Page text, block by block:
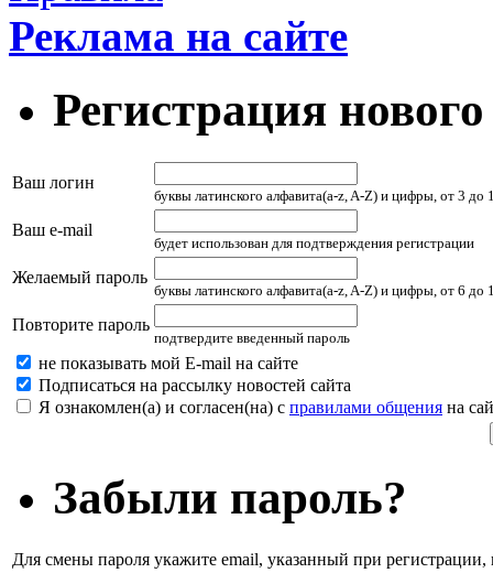
Реклама на сайте
Регистрация
Ваш логин
буквы латинского алфавита(a-z, A-Z) и цифры, от 3 до
Ваш e-mail
будет использован для подтверждения регистрации
Желаемый пароль
буквы латинского алфавита(a-z, A-Z) и цифры, от 6 до
Повторите пароль
подтвердите введенный пароль
не показывать мой E-mail на сайте
Подписаться на рассылку новостей сайта
Я ознакомлен(а) и согласен(на) с правилами общения на
Забыли пароль?
Для смены пароля укажите email, указанный при